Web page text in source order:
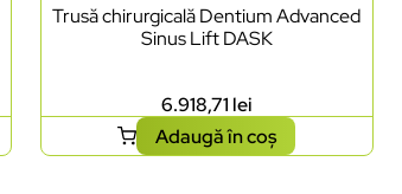
Trusă chirurgicală Dentium Advanced
Sinus Lift DASK
6.918,71 lei
Adaugă în coș